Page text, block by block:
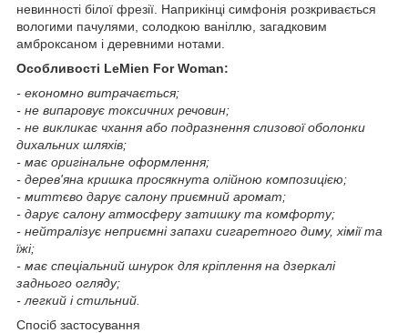
невинності білої фрезії. Наприкінці симфонія розкривається
вологими пачулями, солодкою ваніллю, загадковим
амброксаном і деревними нотами.
Особливості LeMien For Woman:
- економно витрачається;
- не випаровує токсичних речовин;
- не викликає чхання або подразнення слизової оболонки
дихальних шляхів;
- має оригінальне оформлення;
- дерев'яна кришка просякнута олійною композицією;
- миттєво дарує салону приємний аромат;
- дарує салону атмосферу затишку та комфорту;
- нейтралізує неприємні запахи сигаретного диму, хімії та
їжі;
- має спеціальний шнурок для кріплення на дзеркалі
заднього огляду;
- легкий і стильний.
Спосіб застосування